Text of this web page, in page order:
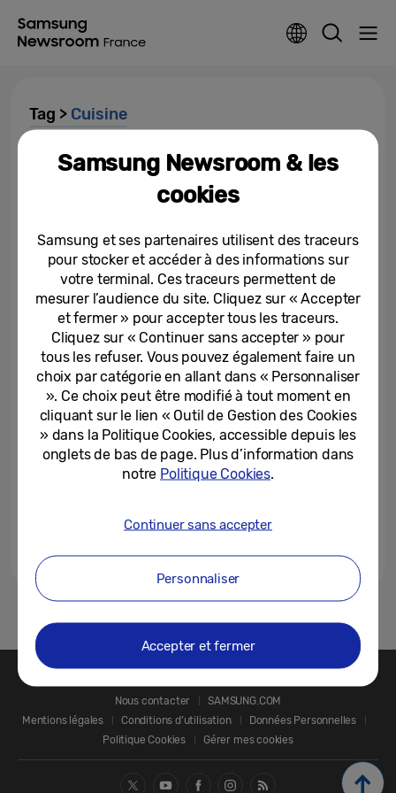
Tag > Cuisine
Four Dual Cook Flex™ de
des repas de fête réussis
Révolution dans la cuisine avec
le Dual Cook Flex™ de Samsung,
qui se dote d’une porte à...
01-06-2018
LE NOUVEAU RÉFRIGÉRATEUR
AMÉRICAIN SAMSUNG : L’ALLIÉ
IDÉAL CONTRE LE GASPILLAGE
23-05-2018
BIENVENUE DANS LA CUISINE
Nous contacter
SAMSUNG.COM
Mentions légales
Conditions d’utilisation
Données Personnelles
Politique Cookies
Gérer mes cookies
Samsung Newsroom & les
cookies
Samsung et ses partenaires utilisent des traceurs
pour stocker et accéder à des informations sur
votre terminal. Ces traceurs permettent de
mesurer l’audience du site. Cliquez sur « Accepter
et fermer » pour accepter tous les traceurs.
Cliquez sur « Continuer sans accepter » pour
tous les refuser. Vous pouvez également faire un
choix par catégorie en allant dans « Personnaliser
». Ce choix peut être modifié à tout moment en
cliquant sur le lien « Outil de Gestion des Cookies
» dans la Politique Cookies, accessible depuis les
onglets de bas de page. Plus d’information dans
notre Politique Cookies.
Continuer sans accepter
Personnaliser
Accepter et fermer